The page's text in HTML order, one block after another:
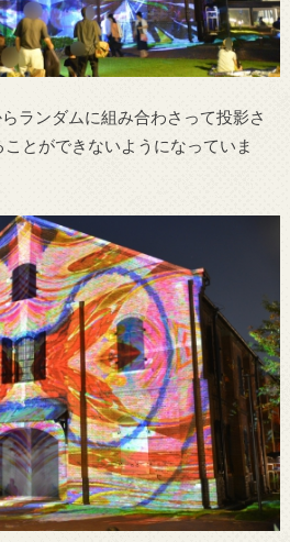
ランダムに組み合わさって投影さ
とができないようになっていま